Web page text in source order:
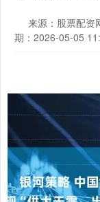
来源：股票配资
期：2026-05-05